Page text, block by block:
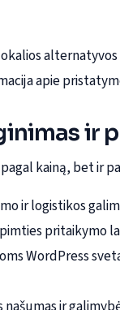
apie
ir
kainą, bet ir
ir logistikos
pritaikymo
WordPress